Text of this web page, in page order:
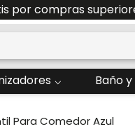
por compras
Baño
Para Comedor Azul